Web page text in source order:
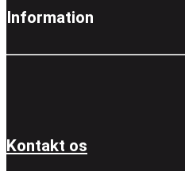
Information
Kontakt os